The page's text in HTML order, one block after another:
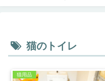
猫のトイレ
猫用品